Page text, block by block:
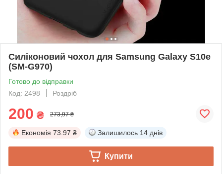
Силіконовий чохол для Samsung Galaxy S10e
(SM-G970)
Готово до відправки
Код: 2498
Роздріб
200 ₴ 273,97 ₴
Економія 73.97 ₴ Залишилось 14 днів
Купити